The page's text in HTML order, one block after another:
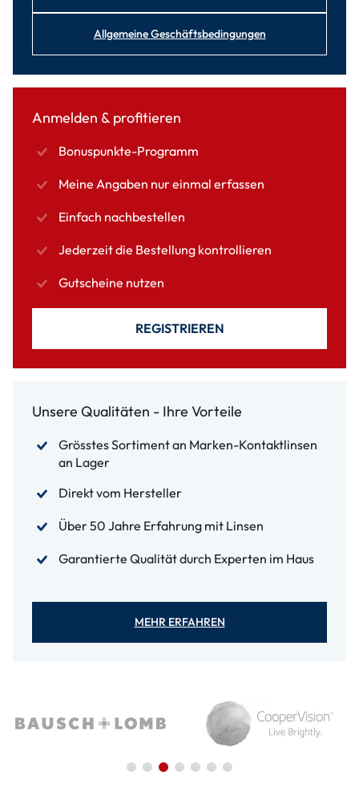
Allgemeine Geschäftsbedingungen
Anmelden & profitieren
Bonuspunkte-Programm
Meine Angaben nur einmal erfassen
Einfach nachbestellen
Jederzeit die Bestellung kontrollieren
Gutscheine nutzen
REGISTRIEREN
Unsere Qualitäten - Ihre Vorteile
Grösstes Sortiment an Marken-Kontaktlinsen
an Lager
Direkt vom Hersteller
Über 50 Jahre Erfahrung mit Linsen
Garantierte Qualität durch Experten im Haus
MEHR ERFAHREN